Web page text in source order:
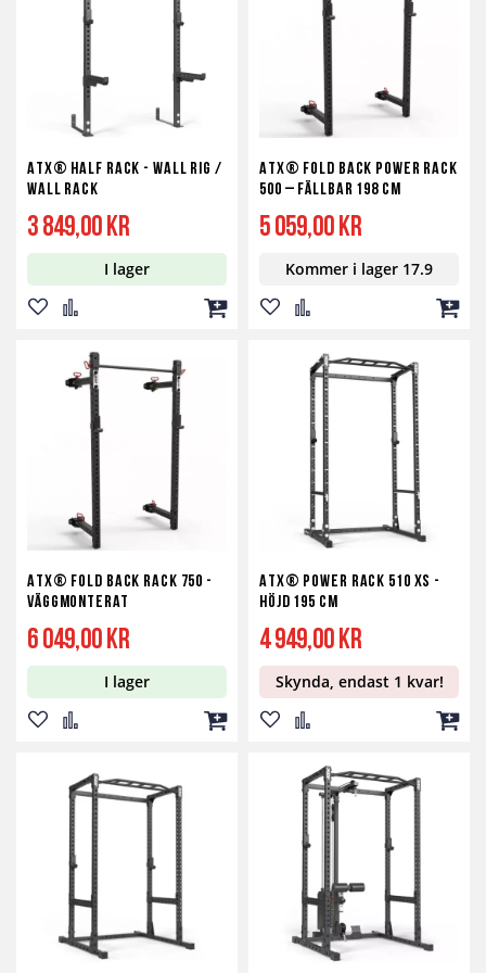
önskelista
jämför
önskelista
jämför
ATX® Half Rack - Wall Rig /
Wall Rack
3 849,00 kr
I lager
Lägg
Lägg
önskelista
Lägg
till
i
jämför
ATX® Fold Back Power Rack
500 – Fällbar 198 cm
5 059,00 kr
Kommer i lager 17.9
Lägg
Lägg
önskelista
Lägg
till
jämför
ATX® Fold Back Rack 750 -
Väggmonterat
6 049,00 kr
I lager
Lägg
Lägg
önskelista
Lägg
i
jämför
ATX® Power Rack 510 XS -
höjd 195 cm
4 949,00 kr
Skynda, endast 1 kvar!
Lägg
Lägg
önskelista
Lägg
till
i
jämför